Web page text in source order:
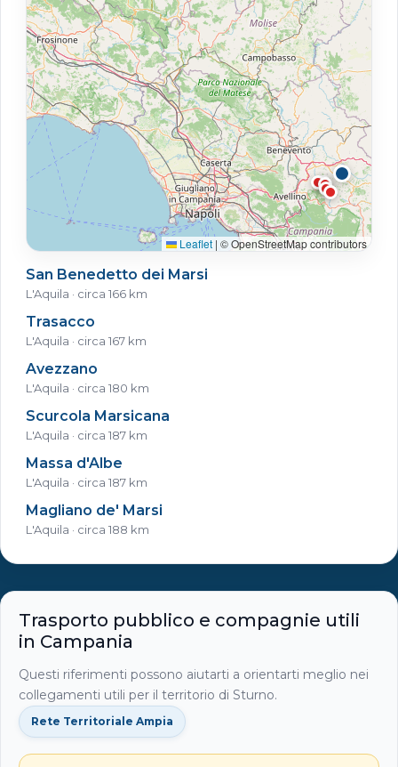
Leaflet | © OpenStreetMap contributors
San Benedetto dei Marsi
L'Aquila · circa 166 km
Trasacco
L'Aquila · circa 167 km
Avezzano
L'Aquila · circa 180 km
Scurcola Marsicana
L'Aquila · circa 187 km
Massa d'Albe
L'Aquila · circa 187 km
Magliano de' Marsi
L'Aquila · circa 188 km
Trasporto pubblico e compagnie utili
in Campania
Questi riferimenti possono aiutarti a orientarti meglio nei
collegamenti utili per il territorio di Sturno.
Rete Territoriale Ampia